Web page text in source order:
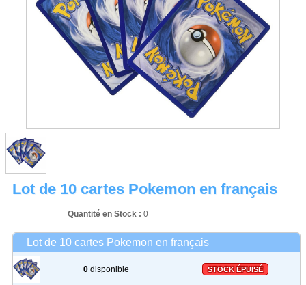
Lot de 10 cartes Pokemon en français
Quantité en Stock : 0
Lot de 10 cartes Pokemon en français
0 disponible STOCK ÉPUISÉ